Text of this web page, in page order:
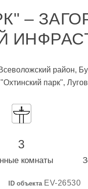
–
район,
парк",
3
комнаты
ID объекта EV-26530